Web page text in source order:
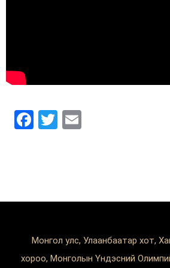
Facebook
Twitter
Монгол улс, Улаанбаатар хот,
хороо, Монголын Үндэсний